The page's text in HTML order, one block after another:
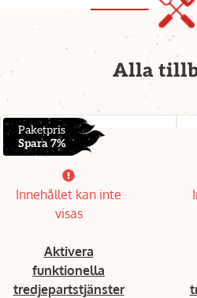
Alla
Paketpris
Spara 7%
Innehållet kan inte
visas
Aktivera
funktionella
tredjepartstjänster